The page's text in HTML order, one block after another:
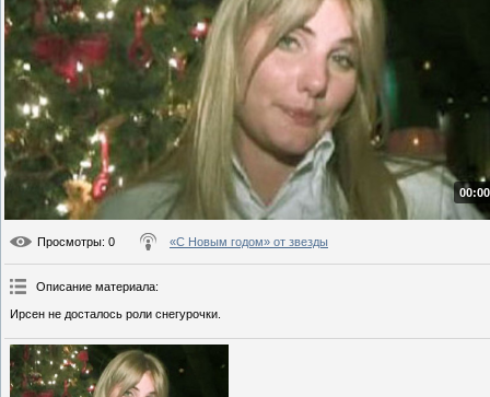
Просмотры: 0 «С Новым годом» от звезды
Описание материала:
Ирсен не досталось роли снегурочки.